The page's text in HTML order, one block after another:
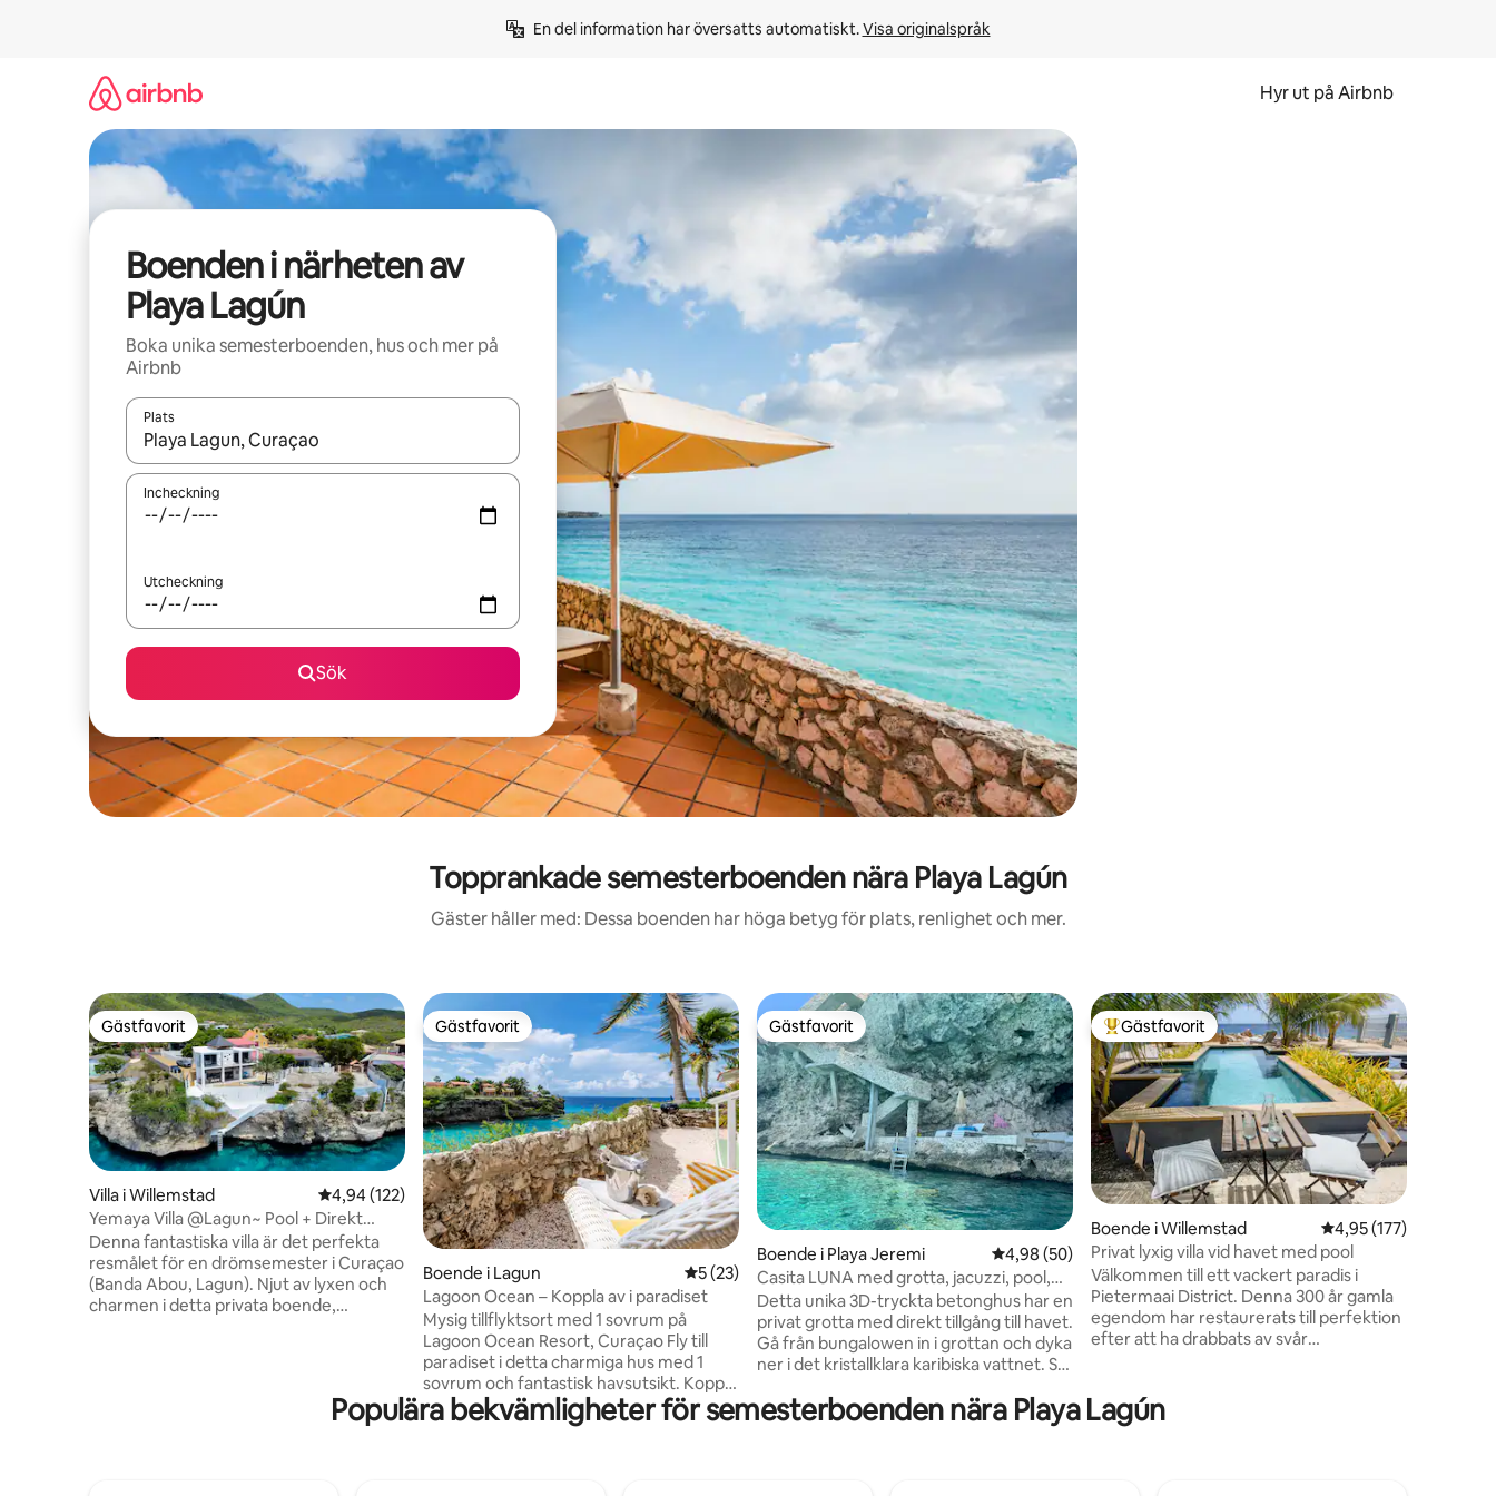
En del information har översatts automatiskt. Visa originalspråk
Hyr ut på Airbnb
Boenden i närheten av
Playa Lagún
Boka unika semesterboenden, hus och mer på
Airbnb
Plats
När resultaten är tillgängliga kan du navigera med upp- och nedåtpilarna eller utforska genom att trycka eller svepa.
Incheckning
Utcheckning
Sök
Topprankade semesterboenden nära Playa Lagún
Gäster håller med: Dessa boenden har höga betyg för plats, renlighet och mer.
Gästfavorit
Gästfavorit
Villa i Willemstad 4,94 av 5 i genomsnittligt betyg, 122 omdömen
4,94 (122)
Yemaya Villa @Lagun~ Pool + Direkt
tillgång till havet!
Denna fantastiska villa är det perfekta
resmålet för en drömsemester i Curaçao
(Banda Abou, Lagun). Njut av lyxen och
charmen i detta privata boende,
om du har tur kanske du till och med får
Gästfavorit
Gästfavorit
Boende i Lagun 5 av 5 i genomsnittligt betyg, 23 omdömen
5 (23)
Lagoon Ocean – Koppla av i paradiset
Mysig tillflyktsort med 1 sovrum på
Lagoon Ocean Resort, Curaçao Fly till
paradiset i detta charmiga hus med 1
sovrum och fantastisk havsutsikt. Koppla
av på din privata terrass, njut av den
gemensamma poolen och utforska
Gästfavorit
Gästfavorit
Boende i Playa Jeremi 4,98 av 5 i genomsnittligt betyg, 50 omdömen
4,98 (50)
Casita LUNA med grotta, jacuzzi, pool,
grill etc.
Detta unika 3D-tryckta betonghus har en
privat grotta med direkt tillgång till havet.
Gå från bungalowen in i grottan och dyka
ner i det kristallklara karibiska vattnet. Se
du snorklar. Vi tillhandahåller utrustning,
kylkanna, supbrädor gratis. Njut av en
Populär gästfavorit
Gästfavorit
Boende i Willemstad 4,95 av 5 i
4,95 (177)
Privat lyxig villa vid havet med pool
Välkommen till ett vackert paradis i
Pietermaai District. Denna 300 år gamla
egendom har restaurerats till perfektion
efter att ha drabbats av svår
arkitektur. Villan finns i Pietermaai
District, även känt som "Soho of
Populära bekvämligheter för semesterboenden nära Playa Lagún